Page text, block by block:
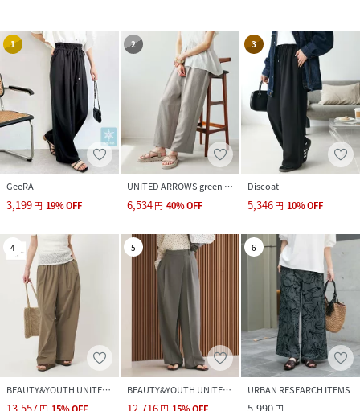
1
GeeRA
3,199円 19%OFF
2
UNITED ARROWS green label relaxing
6,534円 40%OFF
3
Discoat
5,346円 10%OFF
4
BEAUTY&YOUTH UNITED ARROWS
5
BEAUTY&YOUTH UNITED ARROWS
6
URBAN RESEARCH ITEMS